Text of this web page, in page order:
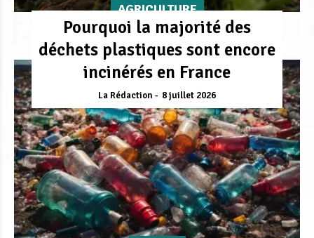
AGRICULTURE
Pourquoi la majorité des
déchets plastiques sont encore
incinérés en France
La Rédaction 8 juillet 2026